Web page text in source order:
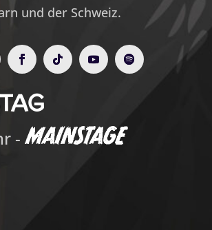
und der Schweiz.
-